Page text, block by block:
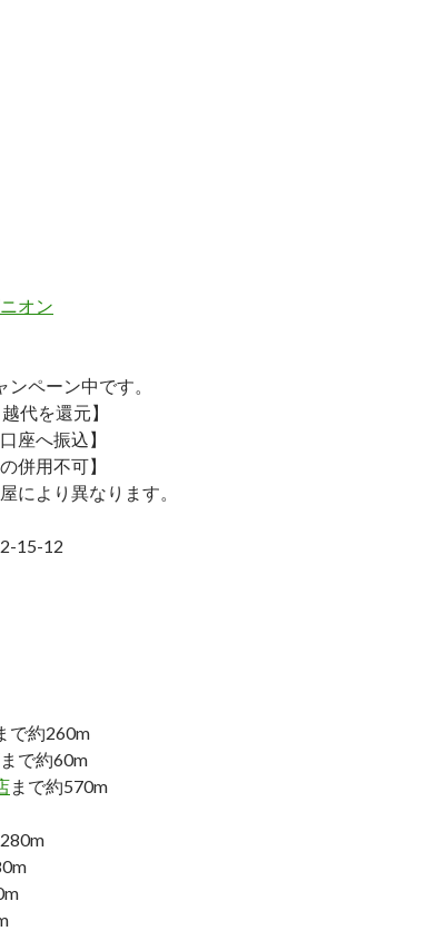
オン
ンペーン中です。
代を還元】
座へ振込】
併用不可】
により異なります。
15-12
で約260m
で約60m
まで約570m